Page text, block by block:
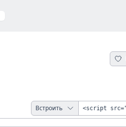
Встроить